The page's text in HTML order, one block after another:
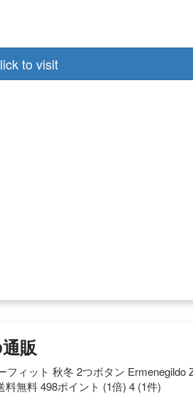
to visit
販
ィット 秋冬 2つボタン Ermenegildo
無料 498ポイント (1倍) 4 (1件)